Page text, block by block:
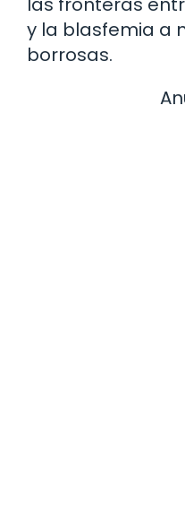
y la blasfemia a
borrosas.